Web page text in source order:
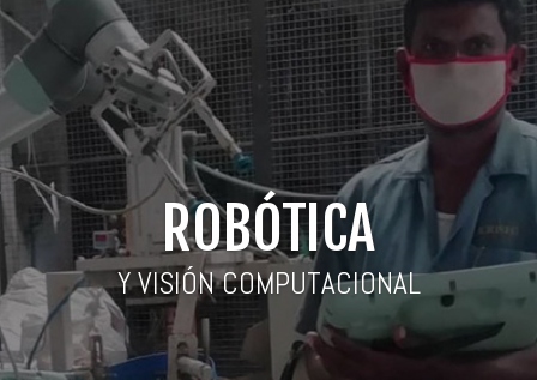
ROBÓTICA
Y VISIÓN COMPUTACIONAL